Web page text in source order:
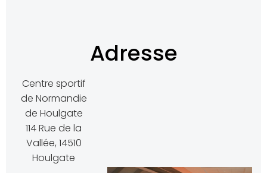
Adresse
Centre sportif
de Normandie
de Houlgate
114 Rue de la
Vallée, 14510
Houlgate